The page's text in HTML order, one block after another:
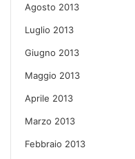
Agosto 2013
Luglio 2013
Giugno 2013
Maggio 2013
Aprile 2013
Marzo 2013
Febbraio 2013